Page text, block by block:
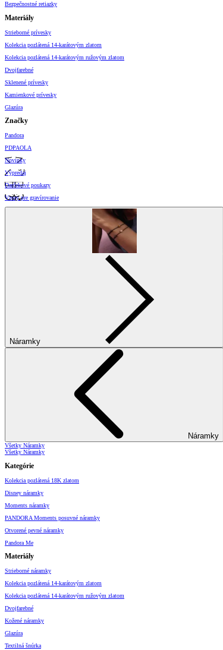
Bezpečnostné retiazky
Materiály
Strieborné prívesky
Kolekcia pozlátená 14-karátovým zlatom
Kolekcia pozlátená 14-karátovým ružovým zlatom
Dvojfarebné
Sklenené prívesky
Kamienkové prívesky
Glazúra
Značky
Pandora
PDPAOLA
Novinky
Výpredaj
Darčekové poukazy
Vzory pre gravírovanie
Náramky
Náramky
Všetky Náramky
Všetky Náramky
Kategórie
Kolekcia pozlátená 18K zlatom
Disney náramky
Moments náramky
PANDORA Moments posuvné náramky
Otvorené pevné náramky
Pandora Me
Materiály
Strieborné náramky
Kolekcia pozlátená 14-karátovým zlatom
Kolekcia pozlátená 14-karátovým ružovým zlatom
Dvojfarebné
Kožené náramky
Glazúra
Textilná šnúrka